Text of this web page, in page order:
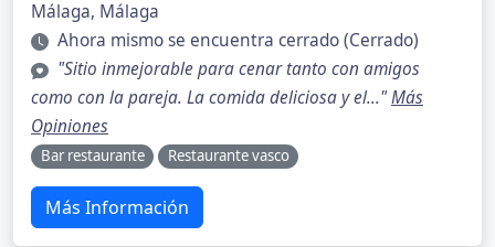
Málaga, Málaga
Ahora mismo se encuentra cerrado (Cerrado)
"Sitio inmejorable para cenar tanto con amigos
como con la pareja. La comida deliciosa y el..."Más
Opiniones
Bar restaurante Restaurante vasco
Más Información